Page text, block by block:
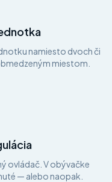
namiesto dvoch či
miestom.
ovládač. V obývačke
— alebo naopak.